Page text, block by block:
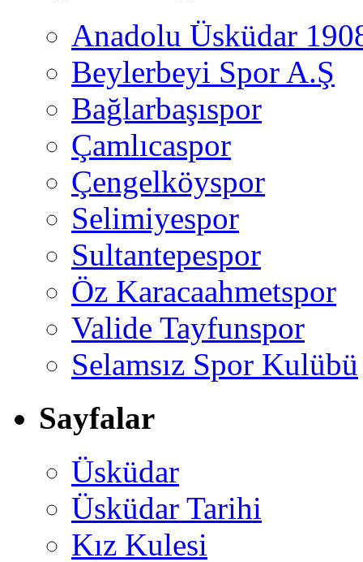
Anadolu Üsküdar
Beylerbeyi Spor A.Ş
Bağlarbaşıspor
Çamlıcaspor
Çengelköyspor
Selimiyespor
Sultantepespor
Öz Karacaahmetspor
Valide Tayfunspor
Selamsız Spor Kulübü
Sayfalar
Üsküdar
Üsküdar Tarihi
Kız Kulesi